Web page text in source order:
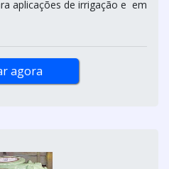
aplicações de irrigação e em
agora